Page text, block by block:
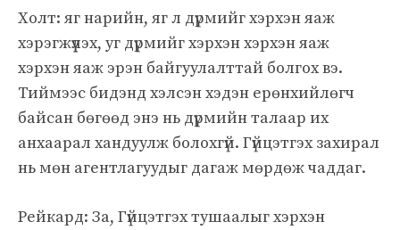
Холт: яг нарийн, яг л дүрмийг хэрхэн яаж
хэрэгжүүлэх, уг дүрмийг хэрхэн хэрхэн яаж
хэрхэн яаж эрэн байгуулалттай болгох вэ.
Тиймээс бидэнд хэлсэн хэдэн ерөнхийлөгч
байсан бөгөөд энэ нь дүрмийн талаар их
анхаарал хандуулж болохгүй. Гүйцэтгэх захирал
нь мөн агентлагуудыг дагаж мөрдөж чаддаг.
Рейкард: За, Гүйцэтгэх тушаалыг хэрхэн